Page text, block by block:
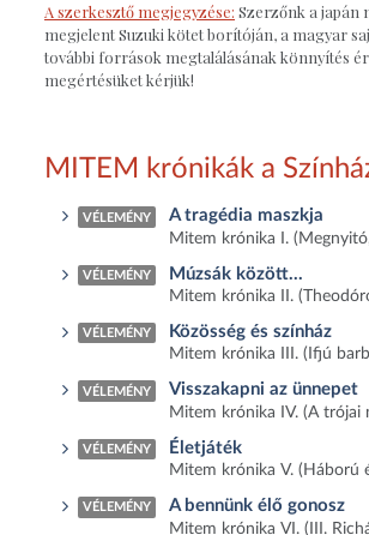
A szerkesztő megjegyzése: Szerzőnk a japán
megjelent Suzuki kötet borítóján, a magyar
további források megtalálásának könnyítés
megértésüket kérjük!
MITEM krónikák a
VÉLEMÉNY A tragédia maszkja
Mitem krónika I.
VÉLEMÉNY Múzsák között...
Mitem krónika II.
VÉLEMÉNY Közösség és színház
Mitem krónika III. (Ifjú
VÉLEMÉNY Visszakapni az ünnepet
Mitem krónika IV. (A trójai
VÉLEMÉNY Életjáték
Mitem krónika V. (Háború
VÉLEMÉNY A bennünk élő gonosz
Mitem krónika VI. (III.